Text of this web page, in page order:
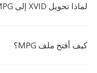
لماذا تحويل XVID إلى MPG؟
كيف أفتح ملف MPG؟